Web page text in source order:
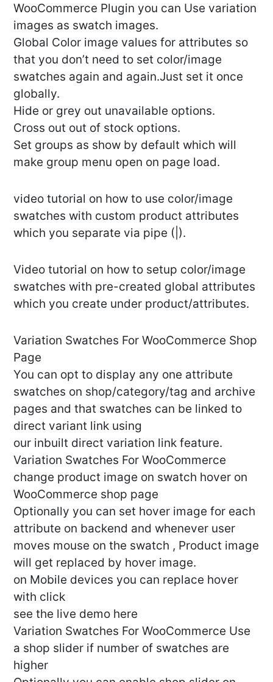
WooCommerce Plugin you can Use variation
images as swatch images.
Global Color image values for attributes so
that you don’t need to set color/image
swatches again and again.Just set it once
globally.
Hide or grey out unavailable options.
Cross out out of stock options.
Set groups as show by default which will
make group menu open on page load.
video tutorial on how to use color/image
swatches with custom product attributes
which you separate via pipe (|).
Video tutorial on how to setup color/image
swatches with pre-created global attributes
which you create under product/attributes.
Variation Swatches For WooCommerce Shop
Page
You can opt to display any one attribute
swatches on shop/category/tag and archive
pages and that swatches can be linked to
direct variant link using
our inbuilt direct variation link feature.
Variation Swatches For WooCommerce
change product image on swatch hover on
WooCommerce shop page
Optionally you can set hover image for each
attribute on backend and whenever user
moves mouse on the swatch , Product image
will get replaced by hover image.
on Mobile devices you can replace hover
with click
see the live demo here
Variation Swatches For WooCommerce Use
a shop slider if number of swatches are
higher